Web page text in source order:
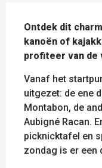
Ontdek dit
kanoën of
profiteer van de
Vanaf het
uitgezet: de ene
Montabon, de
Aubigné Racan.
picknicktafel en
zondag is er een